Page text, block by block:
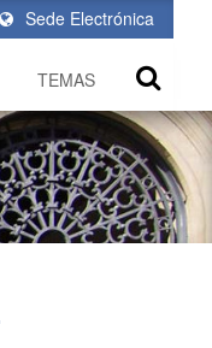
Sede Electrónica
TEMAS